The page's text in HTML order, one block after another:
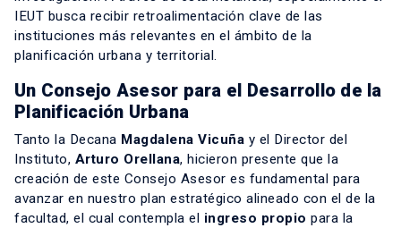
IEUT busca recibir retroalimentación clave de las
instituciones más relevantes en el ámbito de la
planificación urbana y territorial.
Un Consejo Asesor para el Desarrollo de la
Planificación Urbana
Tanto la Decana Magdalena Vicuña y el Director del
Instituto, Arturo Orellana, hicieron presente que la
creación de este Consejo Asesor es fundamental para
avanzar en nuestro plan estratégico alineado con el de la
facultad, el cual contempla el ingreso propio para la